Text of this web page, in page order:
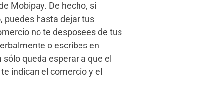
Mobipay. De hecho, si
puedes hasta dejar tus
no te desposees de tus
o escribes en
queda esperar a que el
indican el comercio y el